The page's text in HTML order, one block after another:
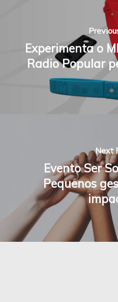
Experimenta o
Radio Popular
Next
Evento Ser
Pequenos